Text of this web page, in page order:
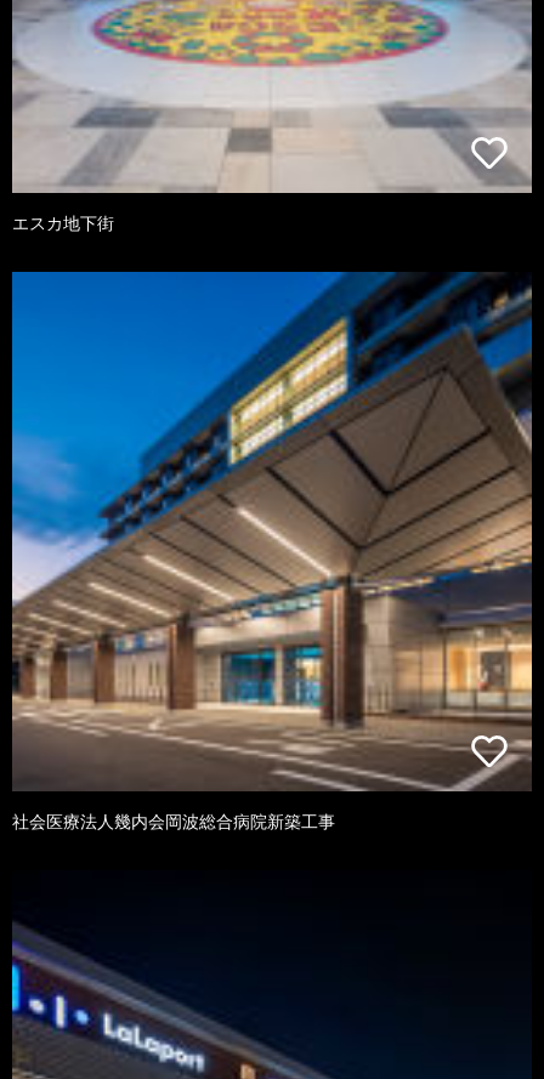
エスカ地下街
社会医療法人幾内会岡波総合病院新築工事